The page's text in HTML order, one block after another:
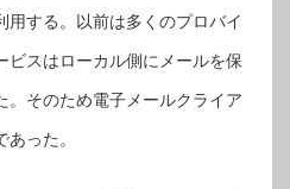
用する。以前は多くのプロバイ
ビスはローカル側にメールを保
。そのため電子メールクライア
った。